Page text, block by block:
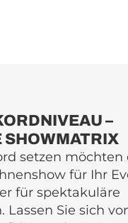
–
SHOWMATRIX
setzen möchten
für Ihr
für spektakuläre
Sie sich